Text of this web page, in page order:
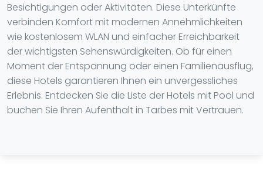
Besichtigungen oder Aktivitäten. Diese Unterkünfte
verbinden Komfort mit modernen Annehmlichkeiten
wie kostenlosem WLAN und einfacher Erreichbarkeit
der wichtigsten Sehenswürdigkeiten. Ob für einen
Moment der Entspannung oder einen Familienausflug,
diese Hotels garantieren Ihnen ein unvergessliches
Erlebnis. Entdecken Sie die Liste der Hotels mit Pool und
buchen Sie Ihren Aufenthalt in Tarbes mit Vertrauen.